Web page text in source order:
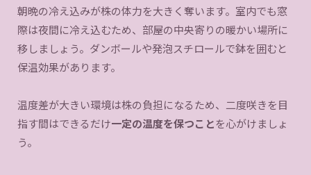
朝晩の冷え込みが株の体力を大きく奪います。室内でも窓
際は夜間に冷え込むため、部屋の中央寄りの暖かい場所に
移しましょう。ダンボールや発泡スチロールで鉢を囲むと
保温効果があります。
温度差が大きい環境は株の負担になるため、二度咲きを目
指す間はできるだけ一定の温度を保つことを心がけましょ
う。